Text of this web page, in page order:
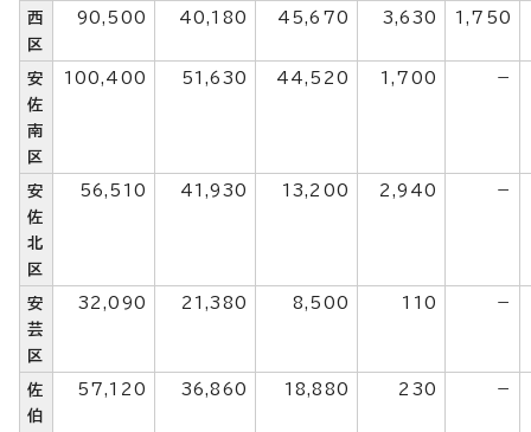
西
区
90,500 40,180 45,670 3,630 1,750
安
佐
南
区
100,400 51,630 44,520 1,700 －
安
佐
北
区
56,510 41,930 13,200 2,940 －
安
芸
区
32,090 21,380 8,500 110 －
佐
伯
57,120 36,860 18,880 230 －